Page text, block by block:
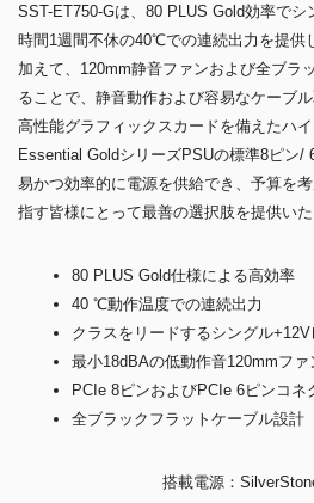
SST-ET750-Gは、80 PLUS Gold効率で
時間1週間不休の40℃での連続出力を提供
加えて、120mm静音ファンおよび全ブラ
ることで、静音動作および容易なケーブ
高性能グラフィックスカードを備えたハイ
Essential GoldシリーズPSUの標準8ピン/
易かつ効率的に電源を供給でき、予算を
指す皆様にとって最善の選択肢を提供いた
80 PLUS Gold仕様による高効率
40 ℃動作温度での連続出力
クラスをリードするシングル
最小18dBAの低動作音120mmファ
PCIe 8ピンおよびPCIe 6ピンコネ
全ブラックフラットケーブル設計
搭載電源：